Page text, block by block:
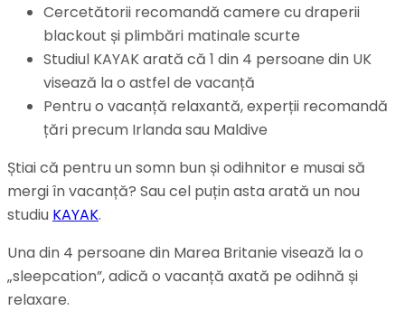
Cercetătorii recomandă camere cu draperii
blackout și plimbări matinale scurte
Studiul KAYAK arată că 1 din 4 persoane din UK
visează la o astfel de vacanță
Pentru o vacanță relaxantă, experții recomandă
țări precum Irlanda sau Maldive
Știai că pentru un somn bun și odihnitor e musai să
mergi în vacanță? Sau cel puțin asta arată un nou
studiu KAYAK.
Una din 4 persoane din Marea Britanie visează la o
„sleepcation”, adică o vacanță axată pe odihnă și
relaxare.